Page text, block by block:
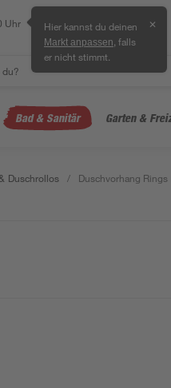
Uhr Hier kannst du deinen
Markt anpassen , falls
er nicht stimmt.
✕
Bad & Sanitär Garten &
Duschrollos / Duschvorhang